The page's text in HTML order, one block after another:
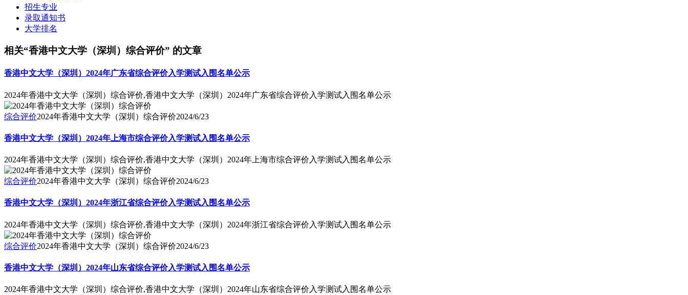
招生专业
录取通知书
大学排名
相关“香港中文大学（深圳）综合评价” 的文章
香港中文大学（深圳）2024年广东省综合评价入学测试入围名单公示
2024年香港中文大学（深圳）综合评价,香港中文大学（深圳）2024年广东省综合评价入学测试入围名单公示
综合评价2024年香港中文大学（深圳）综合评价2024/6/23
香港中文大学（深圳）2024年上海市综合评价入学测试入围名单公示
2024年香港中文大学（深圳）综合评价,香港中文大学（深圳）2024年上海市综合评价入学测试入围名单公示
综合评价2024年香港中文大学（深圳）综合评价2024/6/23
香港中文大学（深圳）2024年浙江省综合评价入学测试入围名单公示
2024年香港中文大学（深圳）综合评价,香港中文大学（深圳）2024年浙江省综合评价入学测试入围名单公示
综合评价2024年香港中文大学（深圳）综合评价2024/6/23
香港中文大学（深圳）2024年山东省综合评价入学测试入围名单公示
2024年香港中文大学（深圳）综合评价,香港中文大学（深圳）2024年山东省综合评价入学测试入围名单公示